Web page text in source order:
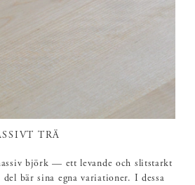
TRÄ
björk — ett levande och slitstarkt
bär sina egna variationer. I dessa